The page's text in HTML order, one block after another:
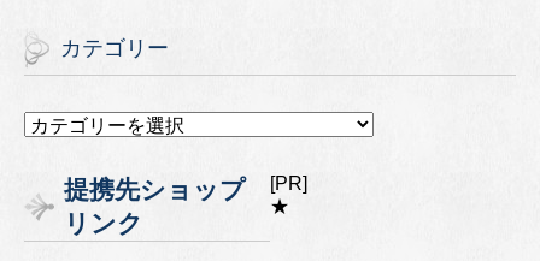
カテゴリー
カ
リ
ー
提携先ショップ
リンク
[PR]
★